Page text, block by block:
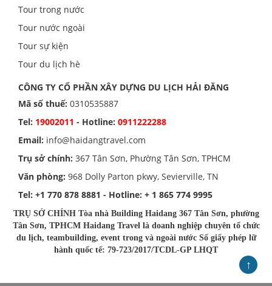
Tour trong nước
Tour nước ngoài
Tour sự kiện
Tour du lịch hè
CÔNG TY CỔ PHẦN XÂY DỰNG DU LỊCH HẢI ĐĂNG
Mã số thuế: 0310535887
Tel: 19002011 - Hotline: 0911222288
Email: info@haidangtravel.com
Trụ sở chính: 367 Tân Sơn, Phường Tân Sơn, TPHCM
Văn phòng: 968 Dolly Parton pkwy, Sevierville, TN
Tel: +1 770 878 8881 - Hotline: + 1 865 774 9995
↑
TRỤ SỞ CHÍNH Tòa nhà Building Haidang 367 Tân Sơn, phường
Tân Sơn, TPHCM Haidang Travel là doanh nghiệp chuyên tổ chức
du lịch, teambuilding, event trong và ngoài nước Số giấy phép lữ
hành quốc tế: 79-723/2017/TCDL-GP LHQT